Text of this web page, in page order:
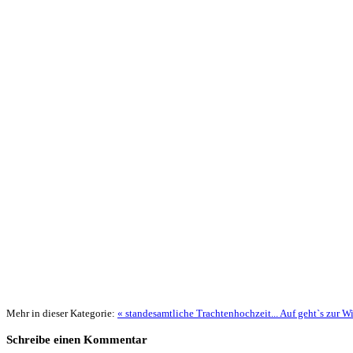
Mehr in dieser Kategorie: « standesamtliche Trachtenhochzeit...Auf geht`s zur
Schreibe einen Kommentar